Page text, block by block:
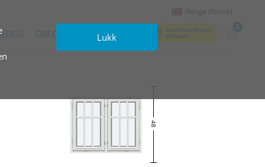
Lukk
Sende handlekurv
til e‑post
0
OM OSS KONTAKTER
Norge (Norsk)
48